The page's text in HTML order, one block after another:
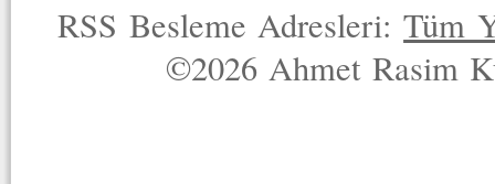
RSS Besleme Adresleri:Tüm
©2026 Ahmet Rasim